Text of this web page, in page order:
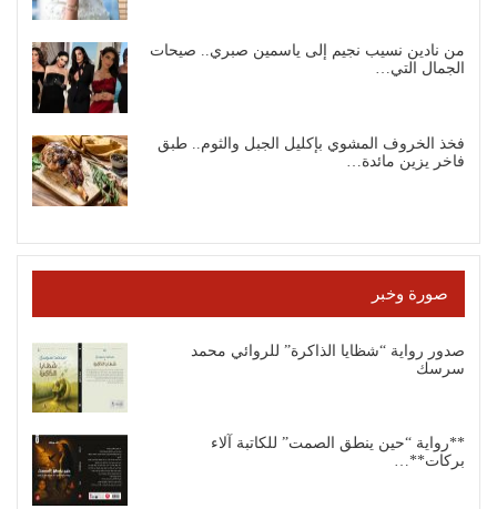
من نادين نسيب نجيم إلى ياسمين صبري.. صيحات
الجمال التي…
فخذ الخروف المشوي بإكليل الجبل والثوم.. طبق
فاخر يزين مائدة…
صورة وخبر
صدور رواية “شظايا الذاكرة” للروائي محمد
سرسك
**رواية “حين ينطق الصمت” للكاتبة آلاء
بركات**…